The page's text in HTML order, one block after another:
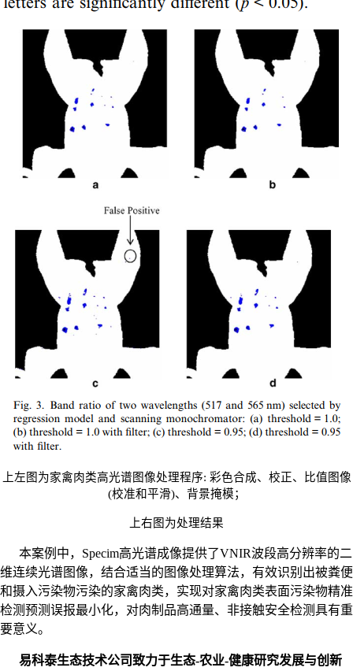
上左图为家禽肉类高光谱图像处理程序: 彩色合成、校正、比值图像
(校准和平滑)、背景掩模；
上右图为处理结果
本案例中，Specim高光谱成像提供了VNIR波段高分辨率的二
维连续光谱图像，结合适当的图像处理算法，有效识别出被粪便
和摄入污染物污染的家禽肉类，实现对家禽肉类表面污染物精准
检测预测误报最小化，对肉制品高通量、非接触安全检测具有重
要意义。
易科泰生态技术公司致力于生态-农业-健康研究发展与创新